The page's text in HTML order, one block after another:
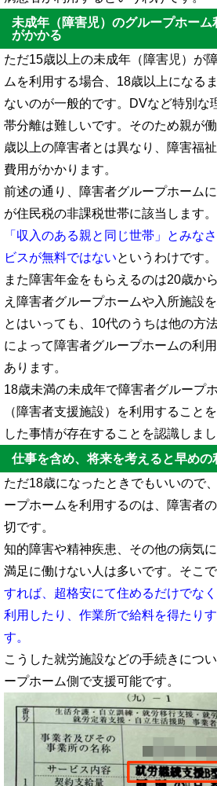
未成年（障害児）のグループホーム
がかかる
ただ15歳以上の未成年（障害児）が
ムを利用する場合、18歳以上になる
ないのが一般的です。DVなど特別な
帯分離は難しいです。そのため親が
歳以上の障害者とは異なり、障害福
費用がかかります。
前述の通り、障害者グループホーム
が住民税の非課税世帯に該当します
「収入のある親と同じ世帯」とみな
ビスが無料ではないというわけです。
また障害年金をもらえるのは20歳か
え障害者グループホームや入所施設
とはいっても、10代のうちは他の方
によって障害者グループホームの利
あります。
18歳未満の未成年で障害者グループ
（障害者支援施設）を利用すること
した事情が存在することを認識しまし
仕事を含め、将来を考えると早めの
ただ18歳になったときでもいいので
ープホームを利用するのは、障害者
切です。
知的障害や精神疾患、その他の病気
満足に働けない人は多いです。そこで
すれば、超格安にて住めるだけでな
利用したり、作業所で給料を得たり
す。
こうした就労施設などの手続きにつ
ープホーム側で支援可能です。